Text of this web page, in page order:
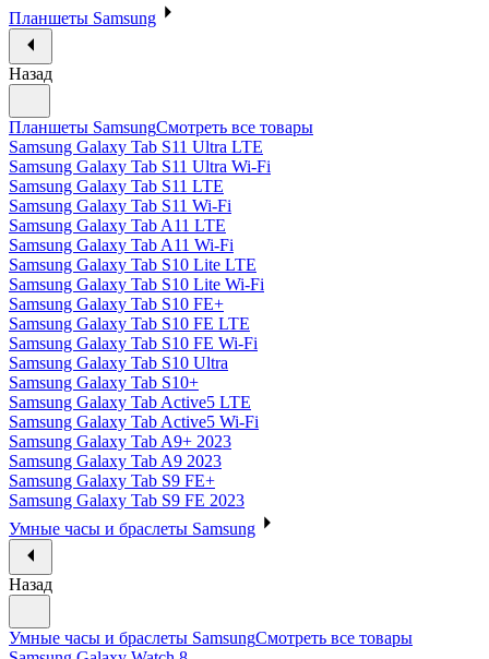
Планшеты Samsung
Назад
Планшеты SamsungСмотреть все товары
Samsung Galaxy Tab S11 Ultra LTE
Samsung Galaxy Tab S11 Ultra Wi-Fi
Samsung Galaxy Tab S11 LTE
Samsung Galaxy Tab S11 Wi-Fi
Samsung Galaxy Tab A11 LTE
Samsung Galaxy Tab A11 Wi-Fi
Samsung Galaxy Tab S10 Lite LTE
Samsung Galaxy Tab S10 Lite Wi-Fi
Samsung Galaxy Tab S10 FE+
Samsung Galaxy Tab S10 FE LTE
Samsung Galaxy Tab S10 FE Wi-Fi
Samsung Galaxy Tab S10 Ultra
Samsung Galaxy Tab S10+
Samsung Galaxy Tab Active5 LTE
Samsung Galaxy Tab Active5 Wi-Fi
Samsung Galaxy Tab A9+ 2023
Samsung Galaxy Tab A9 2023
Samsung Galaxy Tab S9 FE+
Samsung Galaxy Tab S9 FE 2023
Умные часы и браслеты Samsung
Назад
Умные часы и браслеты SamsungСмотреть все товары